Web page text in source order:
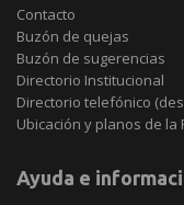
Contacto
Buzón de quejas
Buzón de sugerencias
Directorio Institucional
Directorio telefónico
Ubicación y planos de la
Ayuda e